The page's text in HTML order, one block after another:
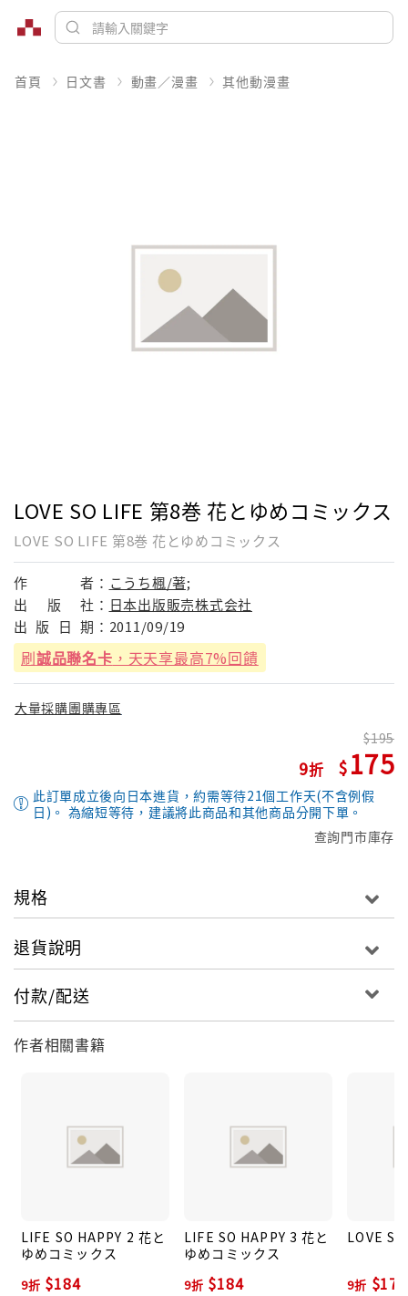
首頁 日文書 動畫／漫畫 其他動漫畫
LOVE SO LIFE 第8巻 花とゆめコミックス
LOVE SO LIFE 第8巻 花とゆめコミックス
作 者： こうち楓/著;
出
版 社： 日本出版販売株式会社
出 版 日 期： 2011/09/19
刷誠品聯名卡 ，天天享最高7%回饋
大量採購團購專區
9
195
175
此訂單成立後向日本進貨，約需等待21個工作天(不含例假
日)。 為縮短等待，建議將此商品和其他商品分開下單。
查詢門市庫存
規格
退貨說明
付款/配送
作者相關書籍
LIFE SO HAPPY 2 花と
ゆめコミックス
9折 $184
LIFE SO HAPPY 3 花と
ゆめコミックス
9折 $184
LOVE
9折 $175